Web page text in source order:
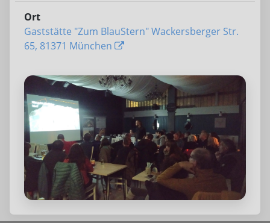
Ort
Gaststätte "Zum BlauStern" Wackersberger Str.
65, 81371 München